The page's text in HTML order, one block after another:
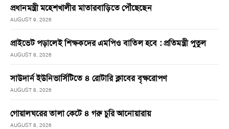
প্রধানমন্ত্রী মহেশখালীর মাতারবাড়িতে পৌঁছেছেন
AUGUST 9, 2026
প্রাইভেট পড়ালেই শিক্ষকদের এমপিও বাতিল হবে : প্রতিমন্ত্রী পুতুল
AUGUST 8, 2026
সাউদার্ন ইউনিভার্সিটিতে ৪ রোটারি ক্লাবের বৃক্ষরোপণ
AUGUST 8, 2026
গোয়ালঘরের তালা কেটে ৪ গরু চুরি আনোয়ারায়
AUGUST 8, 2026